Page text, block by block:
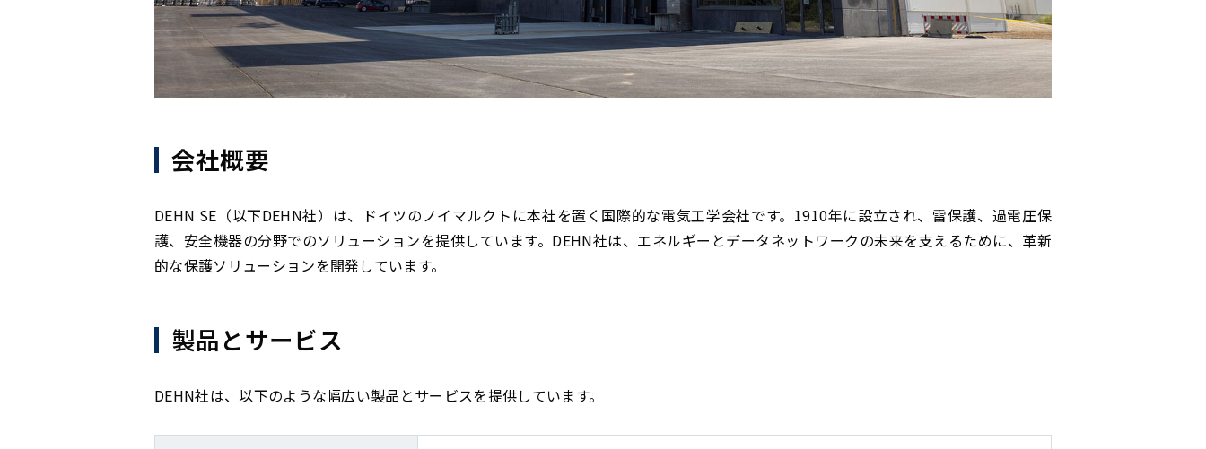
会社概要
DEHN SE（以下DEHN社）は、ドイツのノイマルクトに本社を置く国際的な電気工学会社です。1910年に設立され、雷保護、過電圧保
護、安全機器の分野でのソリューションを提供しています。DEHN社は、エネルギーとデータネットワークの未来を支えるために、革新
的な保護ソリューションを開発しています。
製品とサービス
DEHN社は、以下のような幅広い製品とサービスを提供しています。